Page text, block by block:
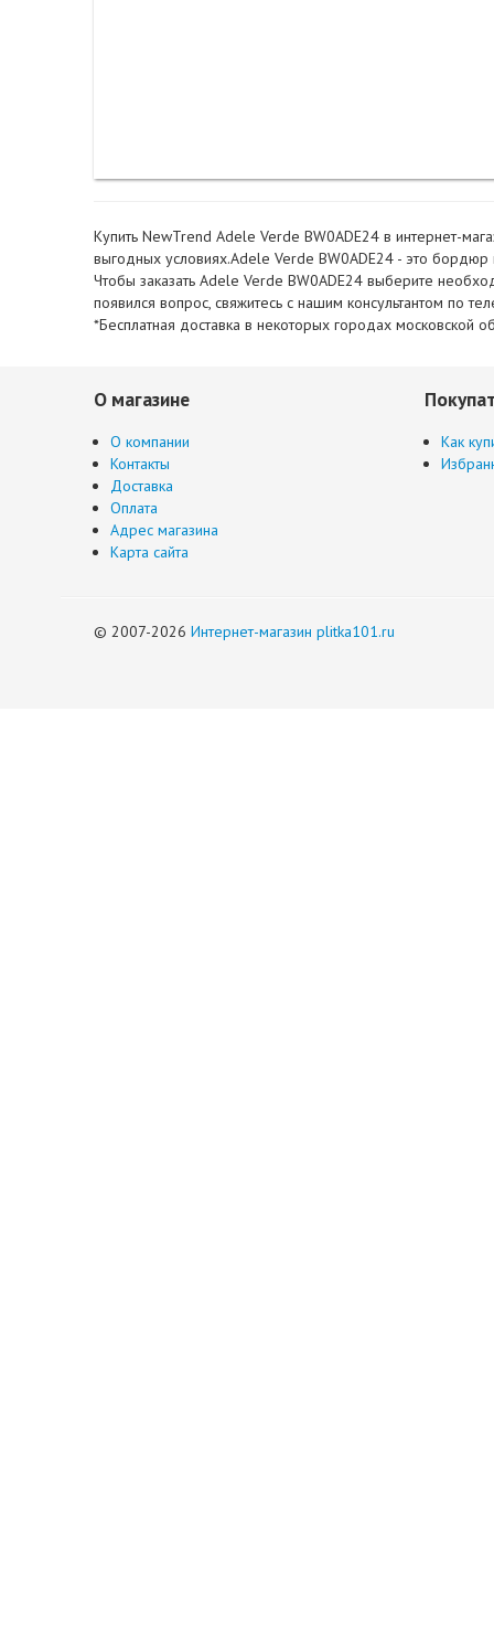
Купить NewTrend Adele Verde BW0ADE24 в интернет-
выгодных условиях.Adele Verde BW0ADE24 - это
Чтобы заказать Adele Verde BW0ADE24 выберите
появился вопрос, свяжитесь с нашим консультантом по
*Бесплатная доставка в некоторых городах московской
О магазине
О компании
Контакты
Доставка
Оплата
Адрес магазина
Карта сайта
Как
© 2007-2026 Интернет-магазин plitka101.ru